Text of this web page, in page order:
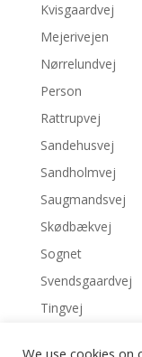
Kvisgaardvej
Mejerivejen
Nørrelundvej
Person
Rattrupvej
Sandehusvej
Sandholmvej
Saugmandsvej
Skødbækvej
Sognet
Svendsgaardvej
Tingvej
We use cookies